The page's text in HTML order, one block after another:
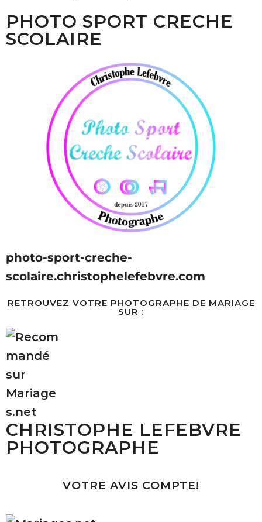
PHOTO SPORT CRECHE
SCOLAIRE
photo-sport-creche-
scolaire.christophelefebvre.com
RETROUVEZ VOTRE PHOTOGRAPHE DE MARIAGE
SUR :
CHRISTOPHE LEFEBVRE
PHOTOGRAPHE
VOTRE AVIS COMPTE!